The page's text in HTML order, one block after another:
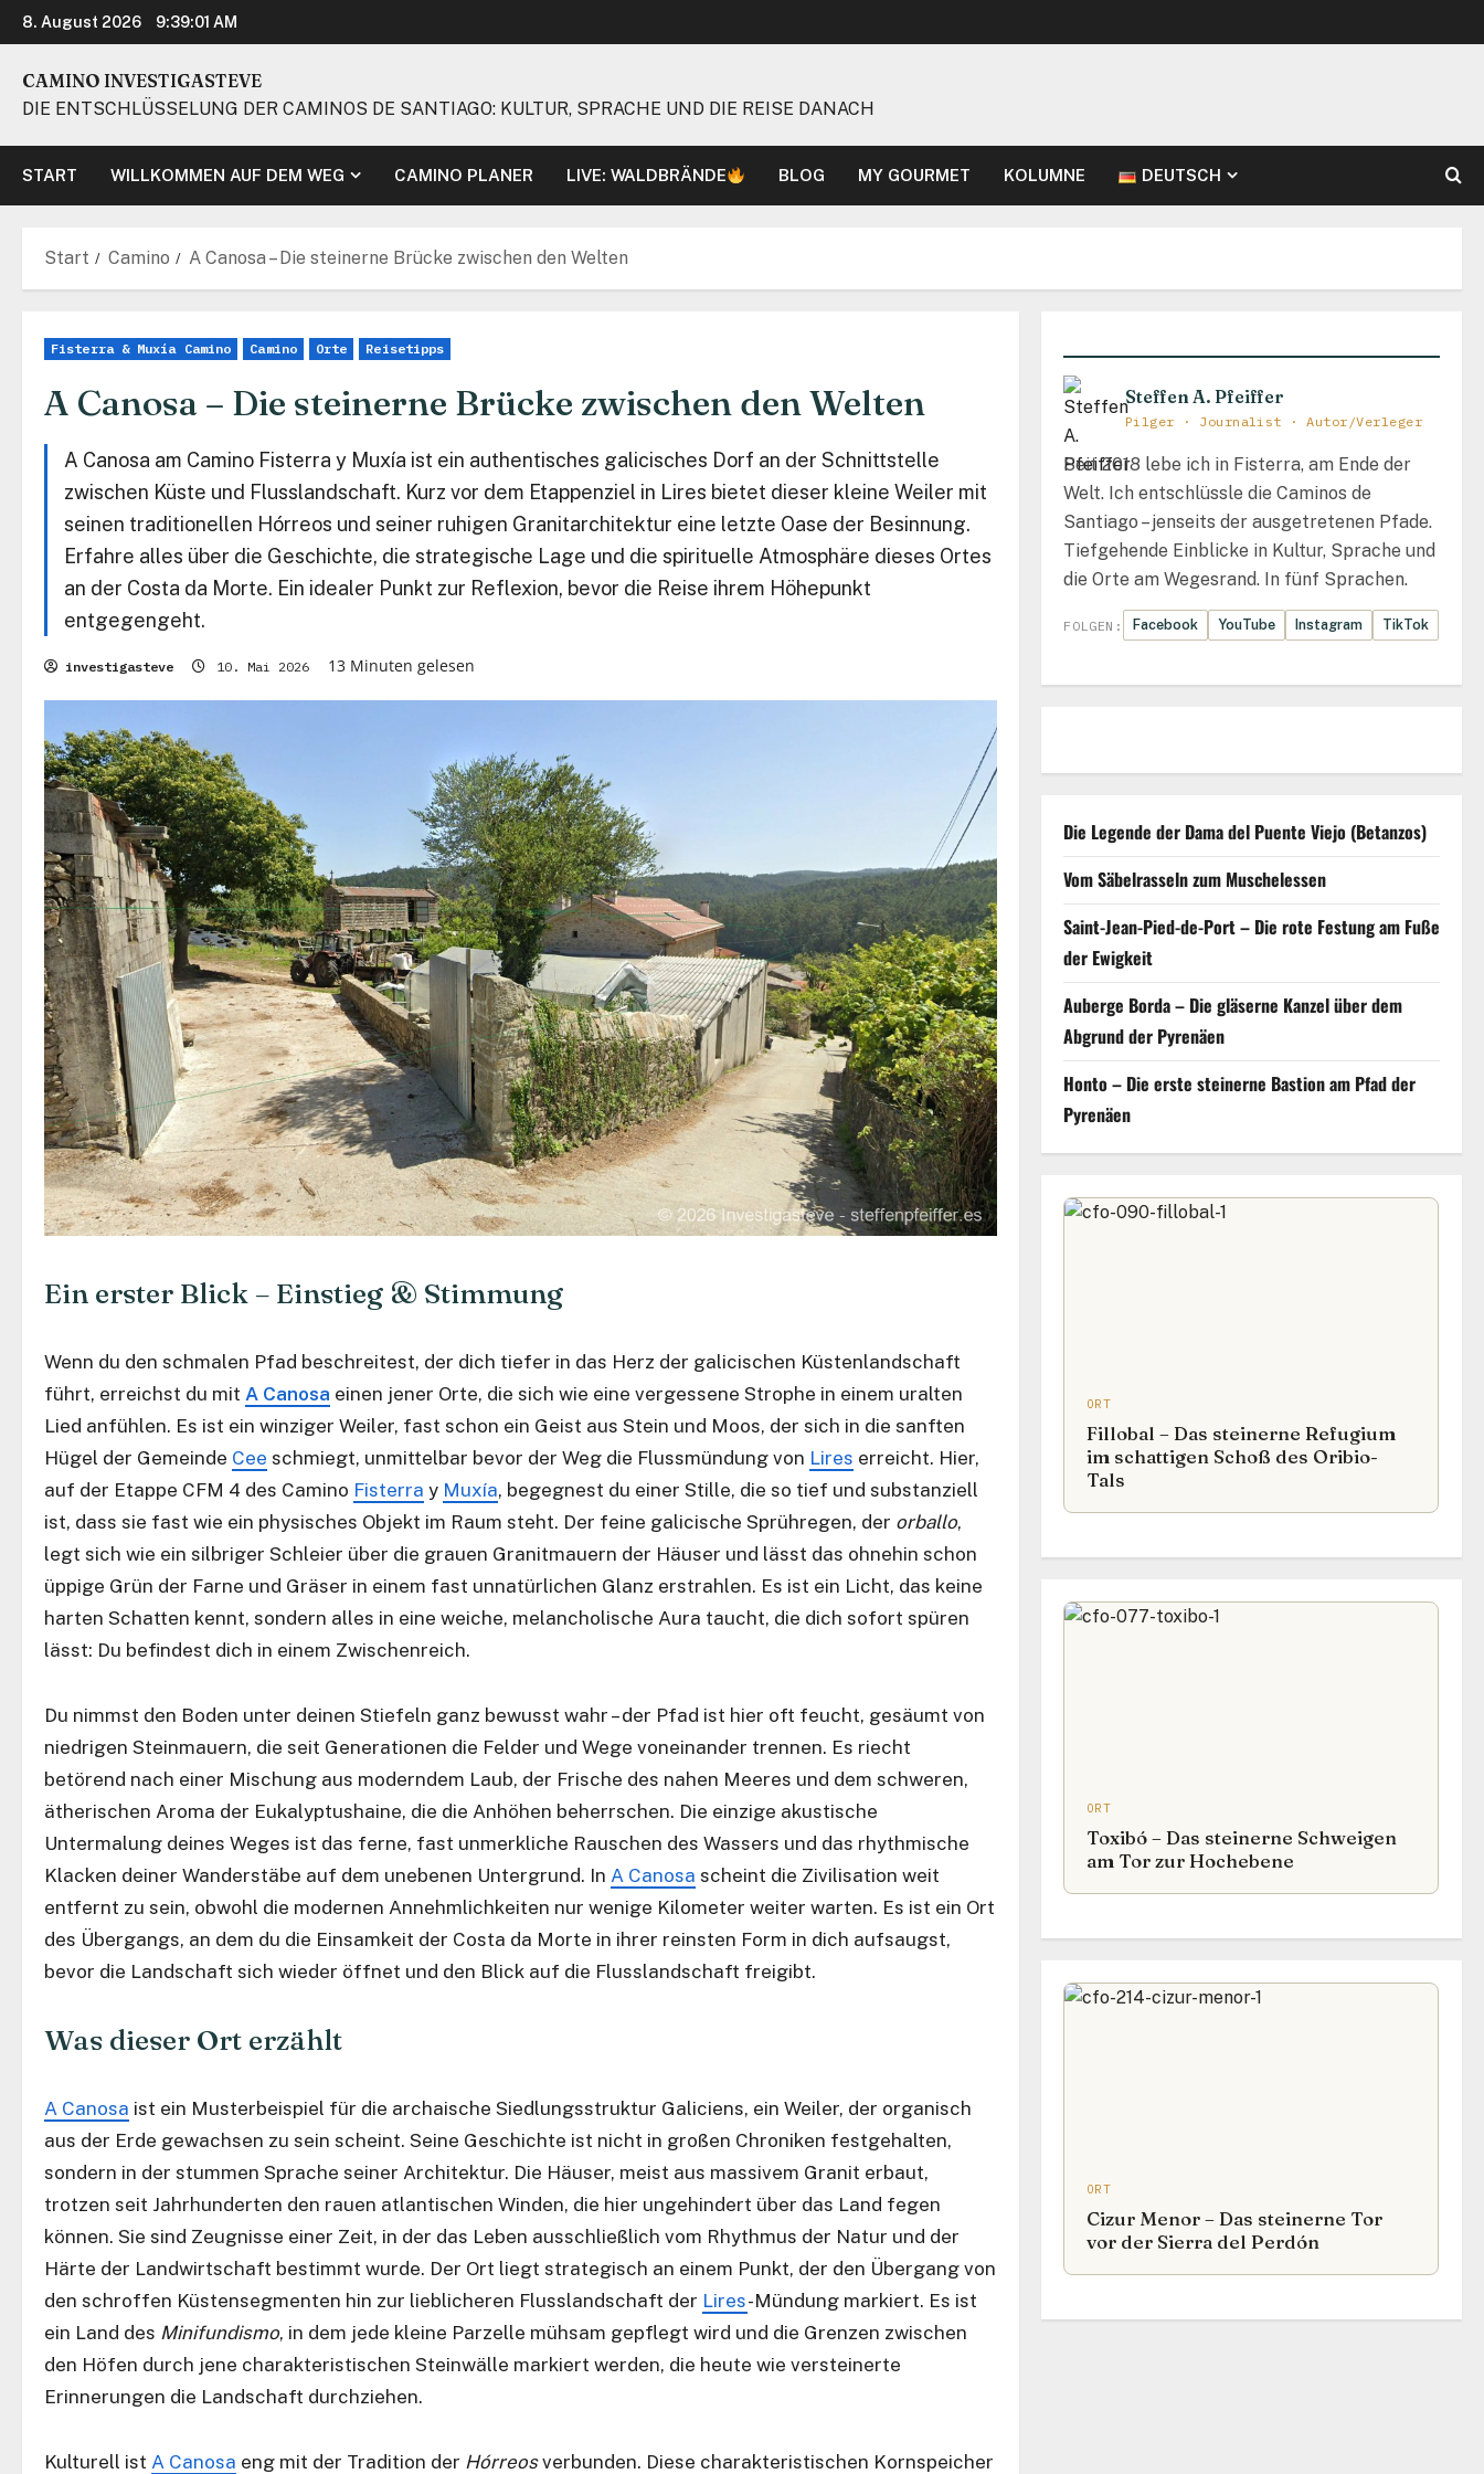
Zum
Inhalt
springen
8. August 2026 9:39:01 AM
CAMINO INVESTIGASTEVE
DIE ENTSCHLÜSSELUNG DER CAMINOS DE SANTIAGO: KULTUR, SPRACHE UND DIE REISE DANACH
START WILLKOMMEN AUF DEM WEG CAMINO PLANER LIVE: WALDBRÄNDE BLOG MY GOURMET KOLUMNE DEUTSCH
Start Camino A Canosa – Die steinerne Brücke zwischen den Welten
Fisterra & Muxía Camino Camino Orte Reisetipps
A Canosa – Die steinerne Brücke zwischen den Welten
A Canosa am Camino Fisterra y Muxía ist ein authentisches galicisches Dorf an der Schnittstelle
zwischen Küste und Flusslandschaft. Kurz vor dem Etappenziel in Lires bietet dieser kleine Weiler mit
seinen traditionellen Hórreos und seiner ruhigen Granitarchitektur eine letzte Oase der Besinnung.
Erfahre alles über die Geschichte, die strategische Lage und die spirituelle Atmosphäre dieses Ortes
an der Costa da Morte. Ein idealer Punkt zur Reflexion, bevor die Reise ihrem Höhepunkt
entgegengeht.
investigasteve 10. Mai 2026 13 Minuten gelesen
Ein erster Blick – Einstieg & Stimmung
Wenn du den schmalen Pfad beschreitest, der dich tiefer in das Herz der galicischen Küstenlandschaft
führt, erreichst du mit A Canosa einen jener Orte, die sich wie eine vergessene Strophe in einem uralten
Lied anfühlen. Es ist ein winziger Weiler, fast schon ein Geist aus Stein und Moos, der sich in die sanften
Hügel der Gemeinde Cee schmiegt, unmittelbar bevor der Weg die Flussmündung von Lires erreicht. Hier,
auf der Etappe CFM 4 des Camino Fisterra y Muxía, begegnest du einer Stille, die so tief und substanziell
ist, dass sie fast wie ein physisches Objekt im Raum steht. Der feine galicische Sprühregen, der orballo,
legt sich wie ein silbriger Schleier über die grauen Granitmauern der Häuser und lässt das ohnehin schon
üppige Grün der Farne und Gräser in einem fast unnatürlichen Glanz erstrahlen. Es ist ein Licht, das keine
harten Schatten kennt, sondern alles in eine weiche, melancholische Aura taucht, die dich sofort spüren
lässt: Du befindest dich in einem Zwischenreich.
Du nimmst den Boden unter deinen Stiefeln ganz bewusst wahr – der Pfad ist hier oft feucht, gesäumt von
niedrigen Steinmauern, die seit Generationen die Felder und Wege voneinander trennen. Es riecht
betörend nach einer Mischung aus moderndem Laub, der Frische des nahen Meeres und dem schweren,
ätherischen Aroma der Eukalyptushaine, die die Anhöhen beherrschen. Die einzige akustische
Untermalung deines Weges ist das ferne, fast unmerkliche Rauschen des Wassers und das rhythmische
Klacken deiner Wanderstäbe auf dem unebenen Untergrund. In A Canosa scheint die Zivilisation weit
entfernt zu sein, obwohl die modernen Annehmlichkeiten nur wenige Kilometer weiter warten. Es ist ein Ort
des Übergangs, an dem du die Einsamkeit der Costa da Morte in ihrer reinsten Form in dich aufsaugst,
bevor die Landschaft sich wieder öffnet und den Blick auf die Flusslandschaft freigibt.
Was dieser Ort erzählt
A Canosa ist ein Musterbeispiel für die archaische Siedlungsstruktur Galiciens, ein Weiler, der organisch
aus der Erde gewachsen zu sein scheint. Seine Geschichte ist nicht in großen Chroniken festgehalten,
sondern in der stummen Sprache seiner Architektur. Die Häuser, meist aus massivem Granit erbaut,
trotzen seit Jahrhunderten den rauen atlantischen Winden, die hier ungehindert über das Land fegen
können. Sie sind Zeugnisse einer Zeit, in der das Leben ausschließlich vom Rhythmus der Natur und der
Härte der Landwirtschaft bestimmt wurde. Der Ort liegt strategisch an einem Punkt, der den Übergang von
den schroffen Küstensegmenten hin zur lieblicheren Flusslandschaft der Lires-Mündung markiert. Es ist
ein Land des Minifundismo, in dem jede kleine Parzelle mühsam gepflegt wird und die Grenzen zwischen
den Höfen durch jene charakteristischen Steinwälle markiert werden, die heute wie versteinerte
Erinnerungen die Landschaft durchziehen.
Kulturell ist A Canosa eng mit der Tradition der Hórreosverbunden. Diese charakteristischen Kornspeicher
Steffen A. Pfeiffer
Pilger · Journalist · Autor/Verleger
Seit 2018 lebe ich in Fisterra, am Ende der
Welt. Ich entschlüssle die Caminos de
Santiago – jenseits der ausgetretenen Pfade.
Tiefgehende Einblicke in Kultur, Sprache und
die Orte am Wegesrand. In fünf Sprachen.
FOLGEN: Facebook YouTube Instagram TikTok
Die Legende der Dama del Puente Viejo (Betanzos)
Vom Säbelrasseln zum Muschelessen
Saint-Jean-Pied-de-Port – Die rote Festung am Fuße
der Ewigkeit
Auberge Borda – Die gläserne Kanzel über dem
Abgrund der Pyrenäen
Honto – Die erste steinerne Bastion am Pfad der
Pyrenäen
ORT
Fillobal – Das steinerne Refugium
im schattigen Schoß des Oribio-
Tals
ORT
Toxibó – Das steinerne Schweigen
am Tor zur Hochebene
ORT
Cizur Menor – Das steinerne Tor
vor der Sierra del Perdón